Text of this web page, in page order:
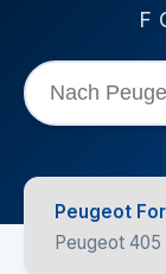
Peugeot
Peugeot